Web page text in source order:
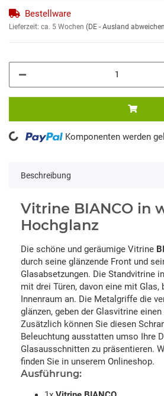
Bestellware
Lieferzeit: ca. 5 Wochen (DE - Ausland
Komponenten werden
Beschreibung
Vitrine BIANCO in
Hochglanz
Die schöne und geräumige Vitrine
durch seine glänzende Front und
Glasabsetzungen. Die Standvitrine
mit drei Türen, davon eine mit Glas,
Innenraum an. Die Metalgriffe die
glänzen, geben der Glasvitrine
Zusätzlich können Sie diesen
Beleuchtung ausstatten umso Ihre
Glasausschnitten zu präsentieren.
finden Sie in unserem Onlineshop.
Ausführung: